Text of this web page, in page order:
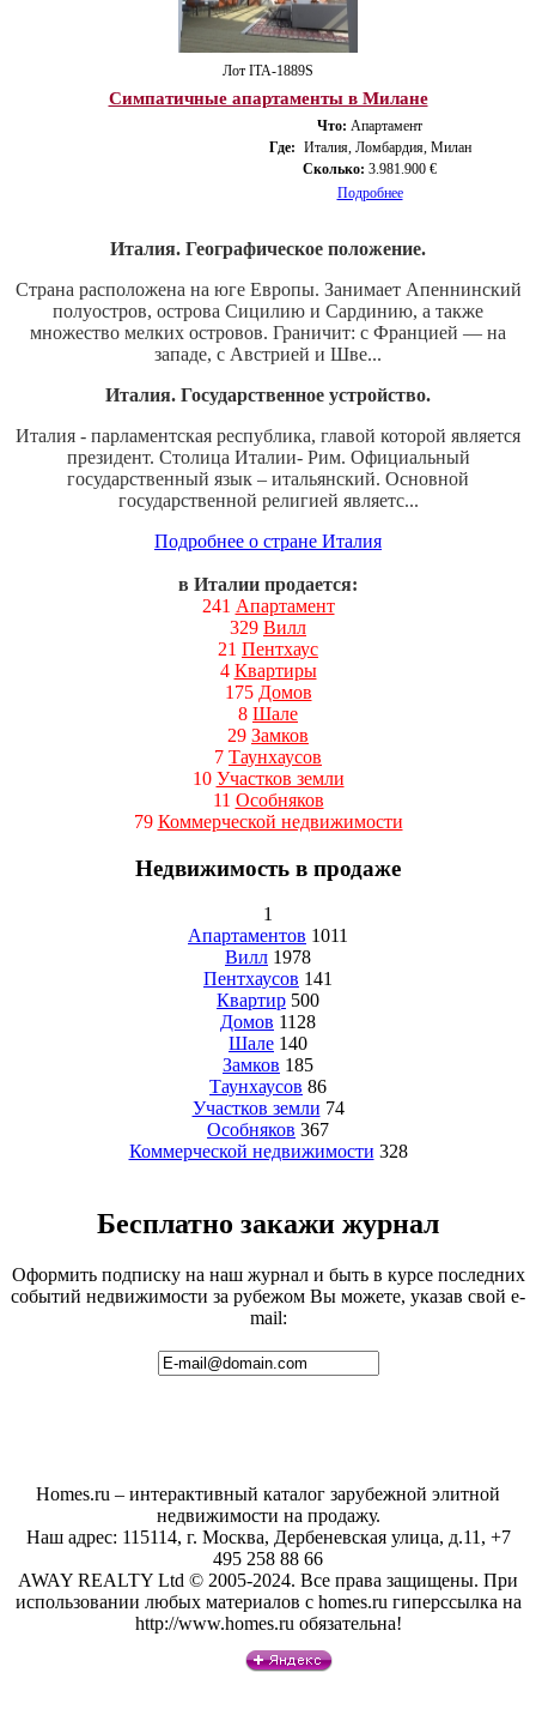
Лот ITA-1889S
Симпатичные апартаменты в Милане
Что: Апартамент
Где: Италия, Ломбардия, Милан
Сколько: 3.981.900 €
Подробнее
Италия. Географическое положение.
Страна расположена на юге Европы. Занимает Апеннинский
полуостров, острова Сицилию и Сардинию, а также
множество мелких островов. Граничит: с Францией — на
западе, с Австрией и Шве...
Италия. Государственное устройство.
Италия - парламентская республика, главой которой является
президент. Столица Италии- Рим. Официальный
государственный язык – итальянский. Основной
государственной религией являетс...
Подробнее о стране Италия
в Италии продается:
241 Апартамент
329 Вилл
21 Пентхаус
4 Квартиры
175 Домов
8 Шале
29 Замков
7 Таунхаусов
10 Участков земли
11 Особняков
79 Коммерческой недвижимости
Недвижимость в продаже
1
Апартаментов 1011
Вилл 1978
Пентхаусов 141
Квартир 500
Домов 1128
Шале 140
Замков 185
Таунхаусов 86
Участков земли 74
Особняков 367
Коммерческой недвижимости 328
Бесплатно закажи журнал
Оформить подписку на наш журнал и быть в курсе последних
событий недвижимости за рубежом Вы можете, указав свой e-
mail:
Homes.ru – интерактивный каталог зарубежной элитной
недвижимости на продажу.
Наш адрес: 115114, г. Москва, Дербеневская улица, д.11, +7
495 258 88 66
AWAY REALTY Ltd © 2005-2024. Все права защищены. При
использовании любых материалов с homes.ru гиперссылка на
http://www.homes.ru обязательна!